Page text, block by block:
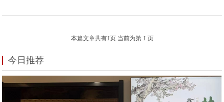
本篇文章共有1页 当前为第 1 页
今日推荐